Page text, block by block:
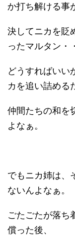
か打ち解ける事
決してニカを貶
ったマルタン・
どうすればいい
カを追い詰める
仲間たちの和を
よなぁ。
でもニカ姉は、
ないんよなぁ。
ごたごたが落ち
償った後、